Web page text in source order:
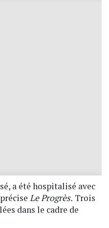
a été hospitalisé avec
Le Progrès. Trois
dans le cadre de